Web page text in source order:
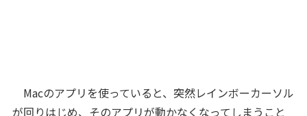
Macのアプリを使っていると、突然レインボーカーソル
が回りはじめ、そのアプリが動かなくなってしまうこと